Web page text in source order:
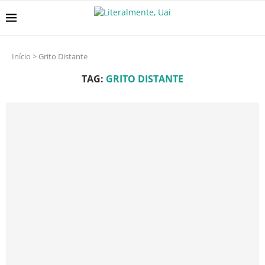
Início > Grito Distante
TAG: GRITO DISTANTE